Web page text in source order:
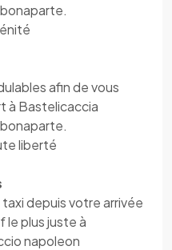
afin de vous
à Bastelicaccia
liberté
depuis votre arrivée
le plus juste à
napoleon